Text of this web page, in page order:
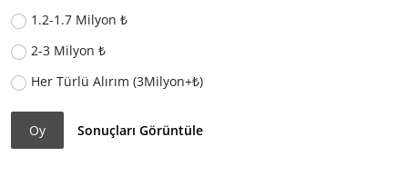
1.2-1.7 Milyon ₺
2-3 Milyon ₺
Her Türlü Alırım (3Milyon+₺)
Oy Sonuçları Görüntüle